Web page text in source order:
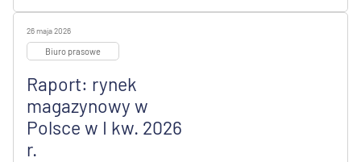
26 maja 2026
Biuro prasowe
Raport: rynek
magazynowy w
Polsce w I kw. 2026
r.